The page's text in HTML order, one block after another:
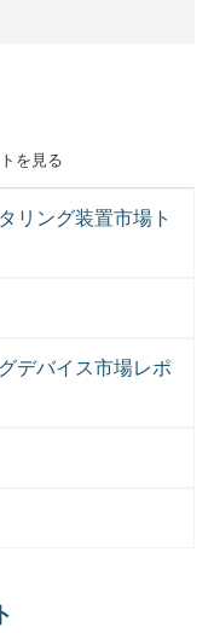
を見る
リング装置市場ト
デバイス市場レポ